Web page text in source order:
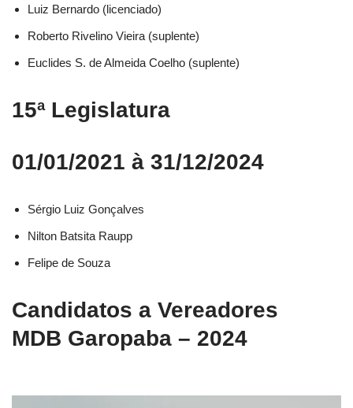
Luiz Bernardo (licenciado)​
Roberto Rivelino Vieira (suplente)​
Euclides S. de Almeida Coelho (suplente)​
15ª Legislatura
01/01/2021 à 31/12/2024
Sérgio Luiz Gonçalves
Nilton Batsita Raupp
Felipe de Souza
Candidatos a Vereadores
MDB Garopaba – 2024